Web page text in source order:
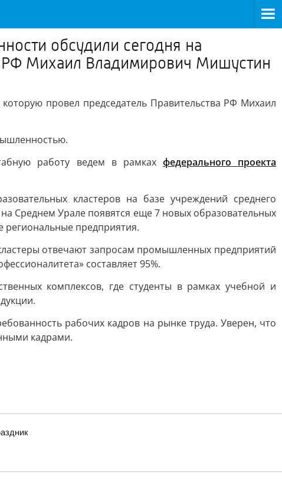
обсудили сегодня на
РФ Михаил Владимирович Мишустин
которую провел председатель Правительства РФ Михаил
работу ведем в рамках федерального проекта
кластеров на базе учреждений среднего
Среднем Урале появятся еще 7 новых образовательных
региональные предприятия.
отвечают запросам промышленных предприятий
составляет 95%.
комплексов, где студенты в рамках учебной и
рабочих кадров на рынке труда. Уверен, что
кадрами.